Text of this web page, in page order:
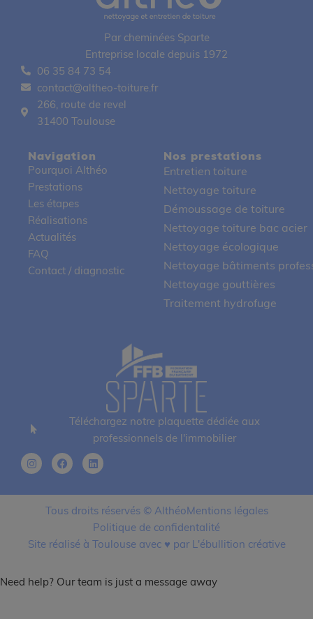
Par cheminées Sparte
Entreprise locale depuis 1972
06 35 84 73 54
contact@altheo-toiture.fr
266, route de revel
31400 Toulouse
Nos prestations
Entretien toiture
Nettoyage toiture
Démoussage de toiture
Nettoyage toiture bac acier
Nettoyage écologique
Nettoyage bâtiments
Nettoyage gouttières
Traitement hydrofuge
Navigation
Pourquoi Althéo
Prestations
Les étapes
Réalisations
Actualités
FAQ
Contact / diagnostic
Téléchargez notre plaquette dédiée aux
professionnels de l'immobilier
Tous droits réservés © AlthéoMentions légales
Politique de confidentalité
Site réalisé à Toulouse avec ♥ par L'ébullition créative
Need help? Our team is just a message away